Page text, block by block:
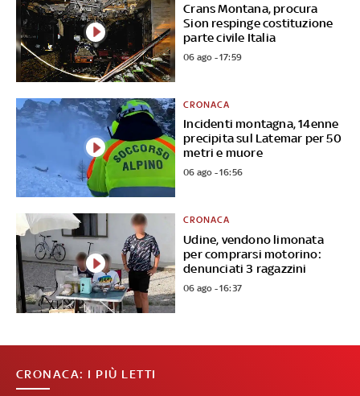
Crans Montana, procura
Sion respinge costituzione
parte civile Italia
06 ago - 17:59
Incidenti montagna, 14enne
precipita sul Latemar per 50
metri e muore
CRONACA
06 ago - 16:56
Udine, vendono limonata
per comprarsi motorino:
denunciati 3 ragazzini
CRONACA
06 ago - 16:37
CRONACA: I PIÙ LETTI